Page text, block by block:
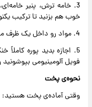
3. خامه ترش، پنیر
خوب هم بزنید تا ترکیب
4. مواد رو داخل یک ظرف مخصوص فر بریزید.
فویل آلومینیومی
نحوه‌ی پخت
وقتی آماده‌ی پخت هستید: